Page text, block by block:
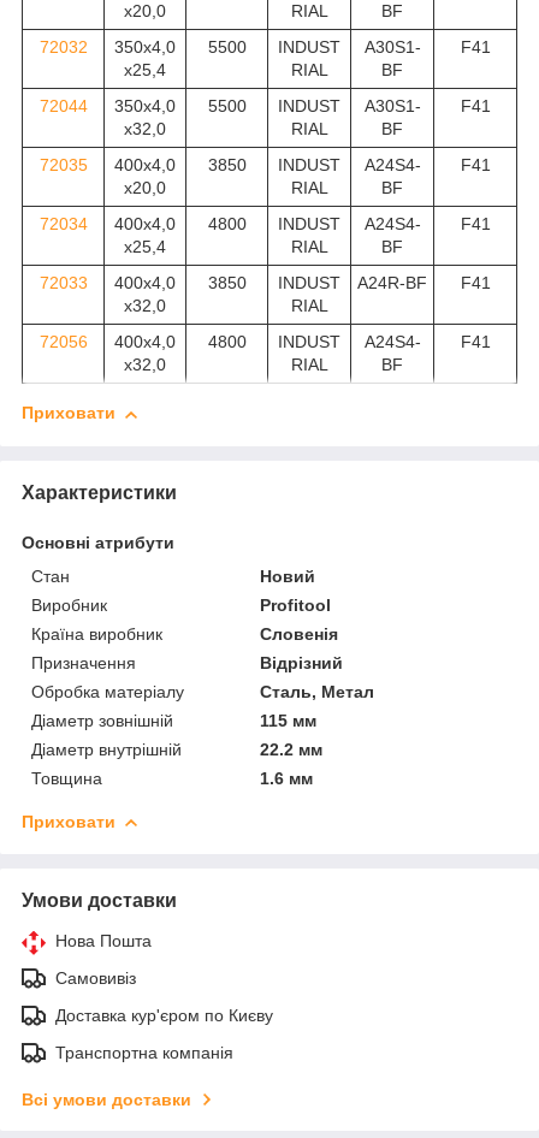
x20,0
RIAL
BF
72032
350x4,0
x25,4
5500
INDUST
RIAL
A30S1-
BF
F41
72044
350x4,0
x32,0
5500
INDUST
RIAL
A30S1-
BF
F41
72035
400x4,0
x20,0
3850
INDUST
RIAL
A24S4-
BF
F41
72034
400x4,0
x25,4
4800
INDUST
RIAL
A24S4-
BF
F41
72033
400x4,0
x32,0
3850
INDUST
RIAL
A24R-BF F41
72056
400x4,0
x32,0
4800
INDUST
RIAL
A24S4-
BF
F41
Приховати
Характеристики
Основні атрибути
Стан
Новий
Виробник
Profitool
Країна виробник
Словенія
Призначення
Відрізний
Обробка матеріалу
Сталь, Метал
Діаметр зовнішній
115 мм
Діаметр внутрішній
22.2 мм
Товщина
1.6 мм
Приховати
Умови доставки
Нова Пошта
Самовивіз
Доставка кур'єром по Києву
Транспортна компанія
Всі умови доставки